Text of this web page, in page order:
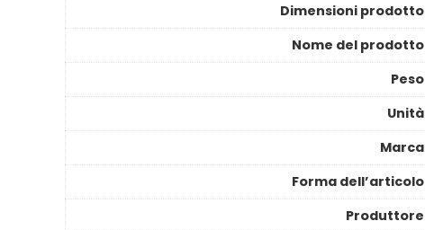
Dimensioni prodotto
Nome del prodotto
Peso
Unità
Marca
Forma dell’articolo
Produttore